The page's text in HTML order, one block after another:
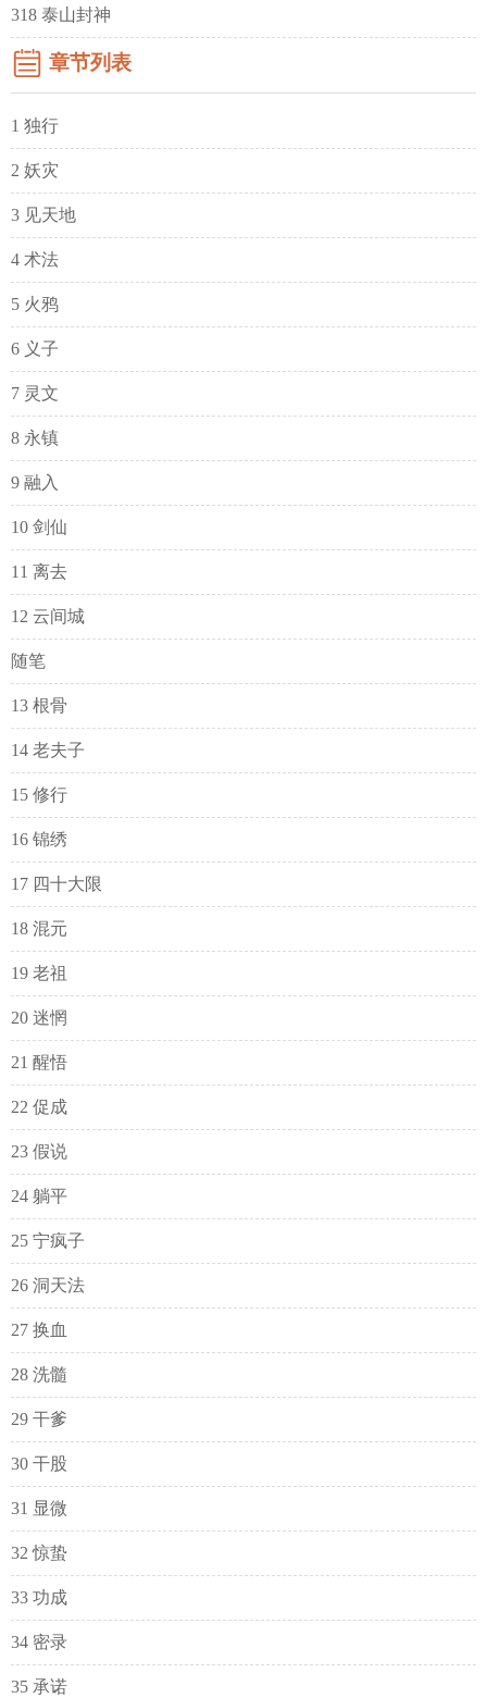
318 泰山封神
章节列表
1 独行
2 妖灾
3 见天地
4 术法
5 火鸦
6 义子
7 灵文
8 永镇
9 融入
10 剑仙
11 离去
12 云间城
随笔
13 根骨
14 老夫子
15 修行
16 锦绣
17 四十大限
18 混元
19 老祖
20 迷惘
21 醒悟
22 促成
23 假说
24 躺平
25 宁疯子
26 洞天法
27 换血
28 洗髓
29 干爹
30 干股
31 显微
32 惊蛰
33 功成
34 密录
35 承诺